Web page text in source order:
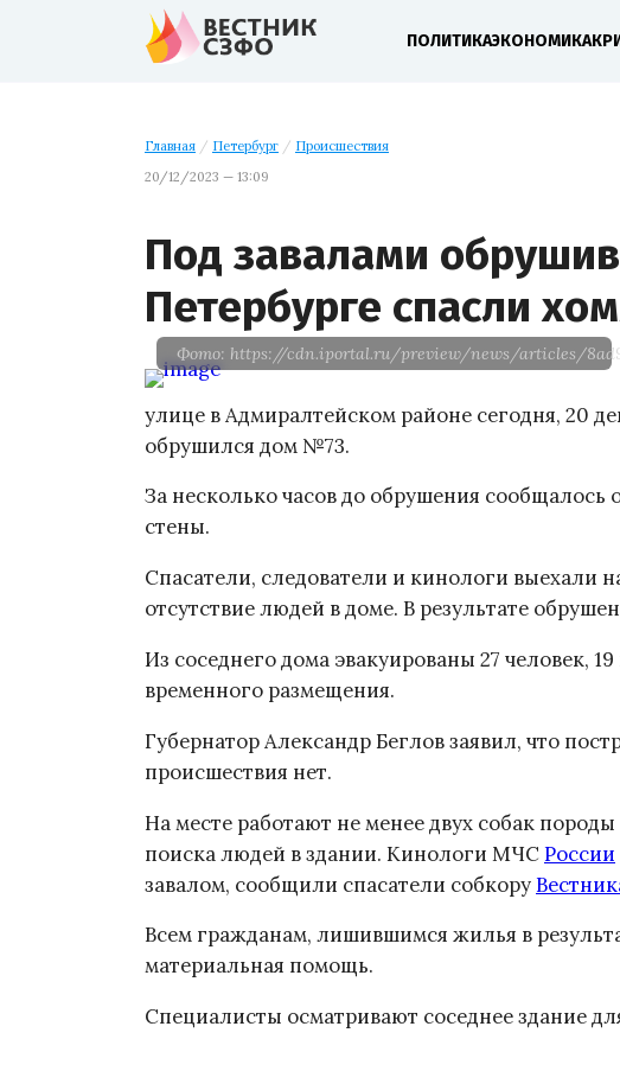
ПОЛИТИКАЭКОНОМИКА
Главная / Петербург / Происшествия
20/12/2023 — 13:09
Под завалами
Петербурге спасли
Фото: https://cdn.iportal.ru/preview/news/articles/
улице в Адмиралтейском районе сегодня, 20
обрушился дом №73.
За несколько часов до обрушения
стены.
Спасатели, следователи и кинологи выехали
отсутствие людей в доме. В результате
Из соседнего дома эвакуированы 27 человек,
временного размещения.
Губернатор Александр Беглов заявил, что
происшествия нет.
На месте работают не менее двух собак
поиска людей в здании. Кинологи МЧСРоссии
завалом, сообщили спасатели собкору
Всем гражданам, лишившимся жилья в
материальная помощь.
Специалисты осматривают соседнее здание